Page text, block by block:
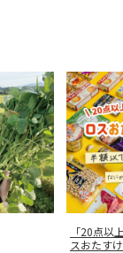
「20点以
スおたすけ